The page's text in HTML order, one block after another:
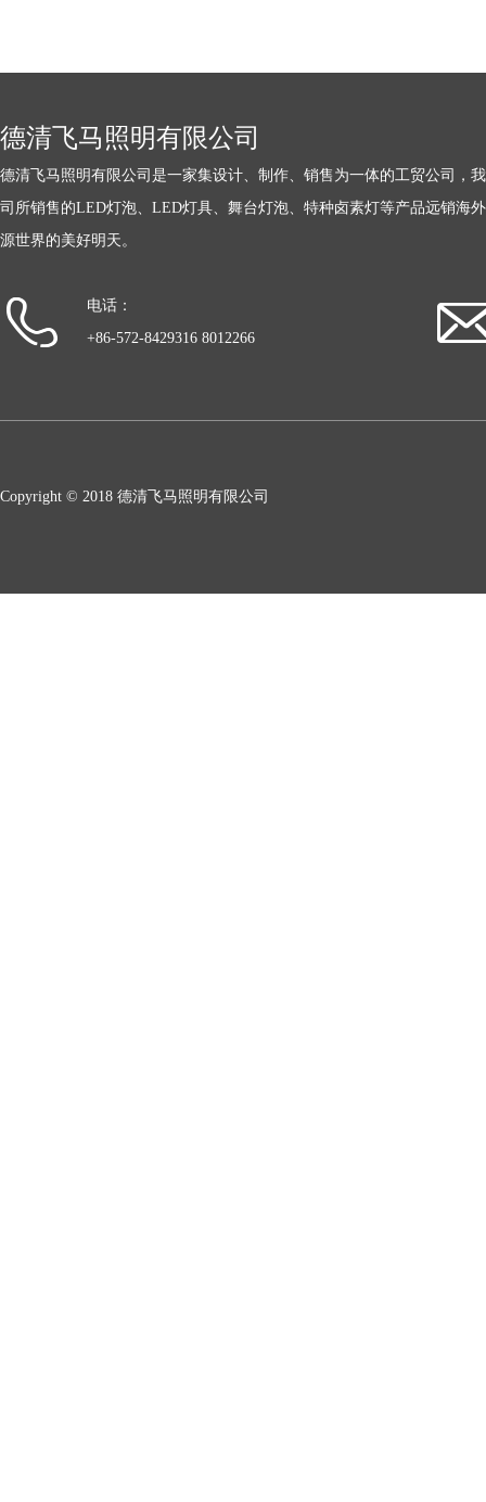
德清飞马照明有限公司
德清飞马照明有限公司是一家集设计、制作、销售为一体的工贸公司，
司所销售的LED灯泡、LED灯具、舞台灯泡、特种卤素灯等产品远销海
源世界的美好明天。
电话：
+86-572-8429316 8012266
Copyright © 2018 德清飞马照明有限公司